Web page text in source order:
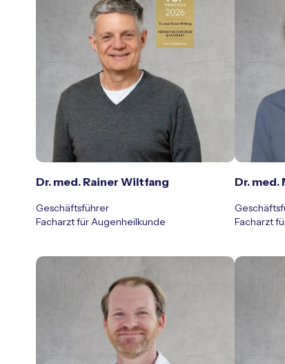
Dr. med. Rainer Wiltfang
Geschäftsführer
Facharzt für Augenheilkunde
Dr. med.
Facharzt